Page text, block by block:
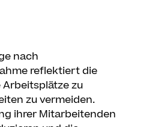
nach
reflektiert die
zu
zu vermeiden.
ihrer Mitarbeitenden